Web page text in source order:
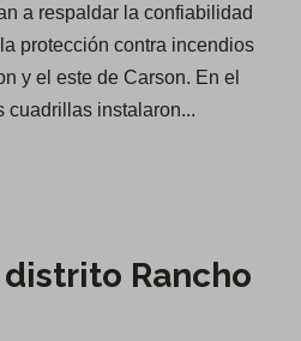
a respaldar la confiabilidad
protección contra incendios
y el este de Carson. En el
cuadrillas instalaron...
Rancho